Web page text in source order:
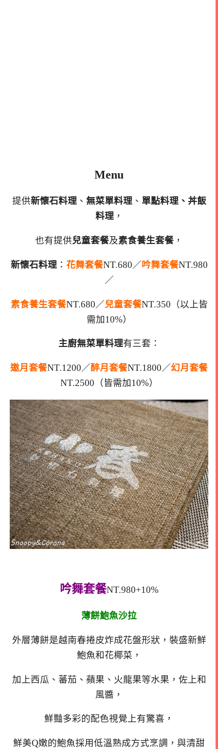
Menu
提供新懷石料理、 無菜單料理、 單點料理、丼飯
料理，
也有提供兒童套餐及素食養生套餐 ，
新懷石料理： 花舞套餐NT.680／吟舞套餐NT.980
／
素食養生套餐NT.680／兒童套餐NT.350（以上皆
需加10%）
主廚無菜單料理有三套：
邀月套餐NT.1200／醉月套餐NT.1800／幻月套餐
NT.2500（皆需加10%）
吟舞套餐NT.980+10%
薄餅鮑魚沙拉
外層薄餅是越南春捲皮炸成花盤形狀，裝盛新鮮
鮑魚和花椰菜，
加上西瓜、蕃茄、蘋果、火龍果等水果，佐上和
風醬，
鮮豔多彩的配色視覺上有驚喜，
鮮美Q嫩的鮑魚採用低溫熟成方式烹調，與清甜